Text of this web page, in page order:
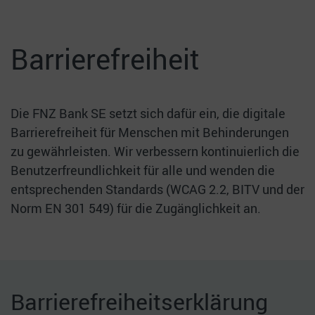
Barrierefreiheit
Die FNZ Bank SE setzt sich dafür ein, die digitale
Barrierefreiheit für Menschen mit Behinderungen
zu gewährleisten. Wir verbessern kontinuierlich die
Benutzerfreundlichkeit für alle und wenden die
entsprechenden Standards (WCAG 2.2, BITV und der
Norm EN 301 549) für die Zugänglichkeit an.
Barrierefreiheitserklärung